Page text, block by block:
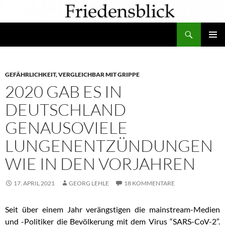
GEFÄHRLICHKEIT, VERGLEICHBAR MIT GRIPPE
2020 GAB ES IN
DEUTSCHLAND
GENAUSOVIELE
LUNGENENTZÜNDUNGEN
WIE IN DEN VORJAHREN
17. APRIL 2021 GEORG LEHLE 18 KOMMENTARE
Seit über einem Jahr verängstigen die mainstream-Medien
und -Politiker die Bevölkerung mit dem Virus “SARS-CoV-2”.